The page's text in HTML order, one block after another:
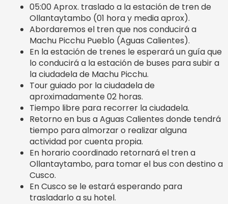
05:00 Aprox. traslado a la estación de tren de
Ollantaytambo (01 hora y media aprox).
Abordaremos el tren que nos conducirá a
Machu Picchu Pueblo (Aguas Calientes).
En la estación de trenes le esperará un guía que
lo conducirá a la estación de buses para subir a
la ciudadela de Machu Picchu.
Tour guiado por la ciudadela de
aproximadamente 02 horas.
Tiempo libre para recorrer la ciudadela.
Retorno en bus a Aguas Calientes donde tendrá
tiempo para almorzar o realizar alguna
actividad por cuenta propia.
En horario coordinado retornará el tren a
Ollantaytambo, para tomar el bus con destino a
Cusco.
En Cusco se le estará esperando para
trasladarlo a su hotel.